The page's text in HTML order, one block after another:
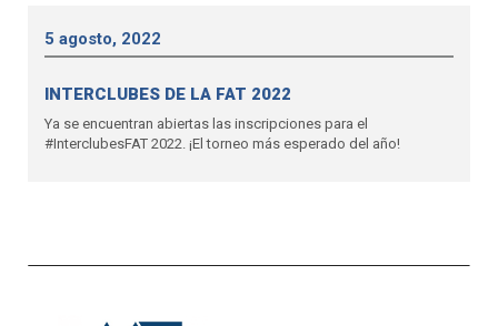
5 agosto, 2022
INTERCLUBES DE LA FAT 2022
Ya se encuentran abiertas las inscripciones para el
#InterclubesFAT 2022. ¡El torneo más esperado del año!